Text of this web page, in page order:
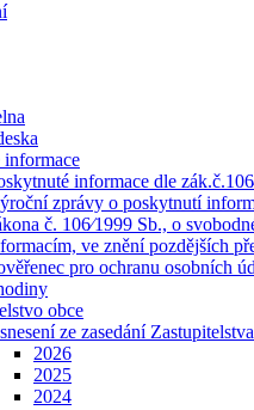
informace
informace dle
zprávy o poskytnutí
č. 106⁄1999 Sb., o
ve znění pozdějších
pro ochranu osobních
obce
ze zasedání
2026
2025
2024